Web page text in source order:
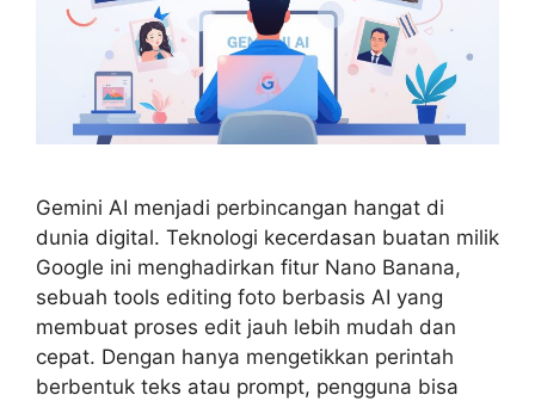
Gemini AI menjadi perbincangan hangat di
dunia digital. Teknologi kecerdasan buatan milik
Google ini menghadirkan fitur Nano Banana,
sebuah tools editing foto berbasis AI yang
membuat proses edit jauh lebih mudah dan
cepat. Dengan hanya mengetikkan perintah
berbentuk teks atau prompt, pengguna bisa